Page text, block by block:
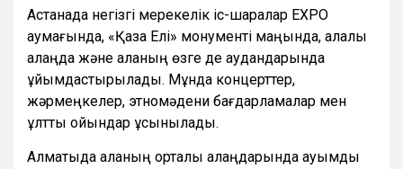
Астанада негізгі мерекелік іс-шаралар EXPO
аумағында, «Қазақ Елі» монументі маңында, қалалық
алаңда және қаланың өзге де аудандарында
ұйымдастырылады. Мұнда концерттер,
жәрмеңкелер, этномәдени бағдарламалар мен
ұлттық ойындар ұсынылады.
Алматыда қаланың орталық алаңдарында ауқымды